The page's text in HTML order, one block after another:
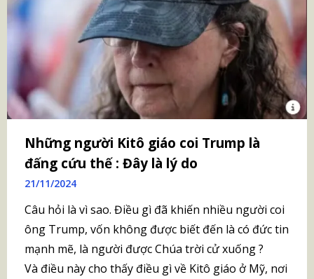
Những người Kitô giáo coi Trump là
đấng cứu thế : Đây là lý do
21/11/2024
Câu hỏi là vì sao. Điều gì đã khiến nhiều người coi
ông Trump, vốn không được biết đến là có đức tin
mạnh mẽ, là người được Chúa trời cử xuống ?
Và điều này cho thấy điều gì về Kitô giáo ở Mỹ, nơi